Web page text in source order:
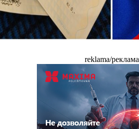
reklama/реклама